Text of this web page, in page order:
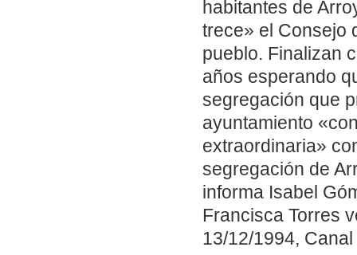
habitantes de
trece» el Consejo
pueblo. Finalizan
años esperando
segregación que
ayuntamiento
extraordinaria»
segregación de
informa Isabel
Francisca Torres
13/12/1994,